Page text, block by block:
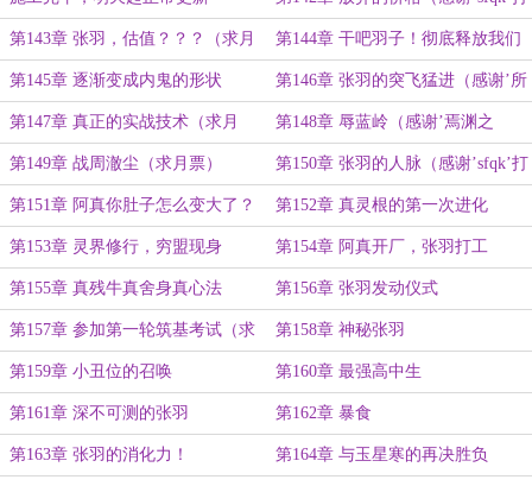
赏盟主）
第143章 张羽，估值？？？（求月
票）
第144章 干吧羽子！彻底释放我们
的仙道潜力吧！
第145章 逐渐变成内鬼的形状 第146章 张羽的突飞猛进（感谢’所
发生的给’打赏盟主）
第147章 真正的实战技术（求月
票）
第148章 辱蓝岭（感谢’焉渊之
殇’打赏盟主）
第149章 战周澈尘（求月票） 第150章 张羽的人脉（感谢’sfqk’打
赏白银盟主）
第151章 阿真你肚子怎么变大了？
（求月票）
第152章 真灵根的第一次进化
第153章 灵界修行，穷盟现身 第154章 阿真开厂，张羽打工
第155章 真残牛真舍身真心法 第156章 张羽发动仪式
第157章 参加第一轮筑基考试（求
月票）
第158章 神秘张羽
第159章 小丑位的召唤 第160章 最强高中生
第161章 深不可测的张羽 第162章 暴食
第163章 张羽的消化力！ 第164章 与玉星寒的再决胜负